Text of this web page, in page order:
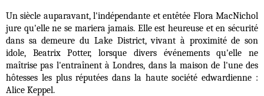
Un siècle auparavant, l'indépendante et entêtée Flora MacNichol
jure qu'elle ne se mariera jamais. Elle est heureuse et en sécurité
dans sa demeure du Lake District, vivant à proximité de son
idole, Beatrix Potter, lorsque divers événements qu'elle ne
maîtrise pas l'entraînent à Londres, dans la maison de l'une des
hôtesses les plus réputées dans la haute société edwardienne :
Alice Keppel.